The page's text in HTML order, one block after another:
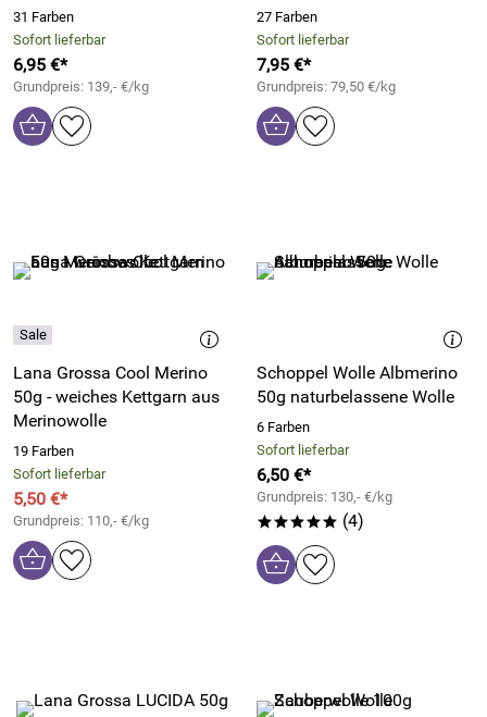
31 Farben
Sofort lieferbar
6,95 €*
Grundpreis: 139,- €/kg
27 Farben
Sofort lieferbar
7,95 €*
Grundpreis: 79,50 €/kg
Lana Grossa Cool Merino
50g - weiches Kettgarn aus
Merinowolle
19 Farben
Sofort lieferbar
5,50 €*
Grundpreis: 110,- €/kg
Schoppel Wolle Albmerino
50g naturbelassene Wolle
6 Farben
Sofort lieferbar
6,50 €*
Grundpreis: 130,- €/kg
***** (4)